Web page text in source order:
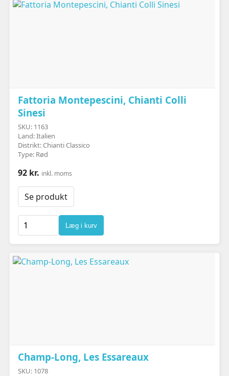
Fattoria Montepescini, Chianti Colli
Sinesi
SKU: 1163
Land: Italien
Distrikt: Chianti Classico
Type: Rød
92 kr. inkl. moms
Se produkt
Læg i kurv
Champ-Long, Les Essareaux
SKU: 1078